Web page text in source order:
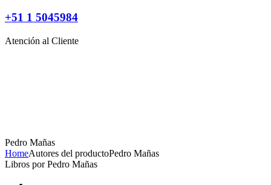
+51 1 5045984
Atención al Cliente
Pedro Mañas
HomeAutores del productoPedro Mañas
Libros por Pedro Mañas